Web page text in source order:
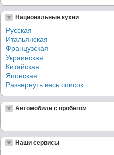
Национальные кухни
Русская
Итальянская
Французская
Украинская
Китайская
Японская
Развернуть весь список
Автомобили с пробегом
Наши сервисы